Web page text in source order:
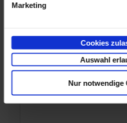
Marketing
Cookies
Auswahl
Nur notwendige
virus-scan.host